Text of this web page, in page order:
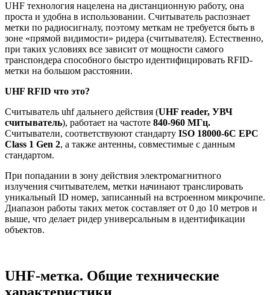
UHF технология нацелена на дистанционную работу, она
проста и удобна в использовании. Считыватель распознает
метки по радиосигналу, поэтому меткам не требуется быть в
зоне «прямой видимости» ридера (считывателя). Естественно,
при таких условиях все зависит от мощности самого
транспондера способного быстро идентифицировать RFID-
метки на большом расстоянии.
UHF RFID что это?
Считыватель uhf дальнего действия (UHF reader, УВЧ
считыватель), работает на частоте 840-960 МГц.
Считыватели, соответствуюют стандарту ISO 18000-6C EPC
Class 1 Gen 2, а также антенны, совместимые с данным
стандартом.
При попадании в зону действия электромагнитного
излучения считывателем, метки начинают транслировать
уникальный ID номер, записанный на встроенном микрочипе.
Диапазон работы таких меток составляет от 0 до 10 метров и
выше, что делает ридер универсальным в идентификации
объектов.
UHF-метка. Общие технические